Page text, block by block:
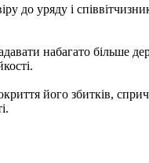
до уряду і
набагато більше
його збитків,